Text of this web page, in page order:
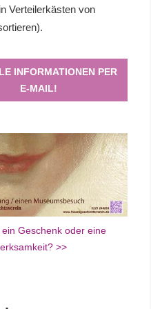
Verteilerkästen von
INFORMATIONEN PER
E-MAIL!
Geschenk oder eine
>>